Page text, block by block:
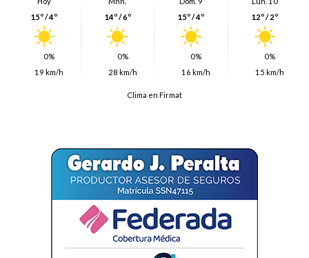
15º / 4º
0%
19 km/h
14º / 6º
0%
28 km/h
15º / 4º
0%
16 km/h
12º / 2º
0%
15 km/h
Clima en Firmat